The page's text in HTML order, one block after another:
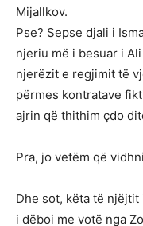
Mijallkov.
Pse? Sepse djali i
njeriu më i besuar i
njerëzit e regjimit të
përmes kontratave
ajrin që thithim çdo
Pra, jo vetëm që
Dhe sot, këta të
i dëboi me votë nga